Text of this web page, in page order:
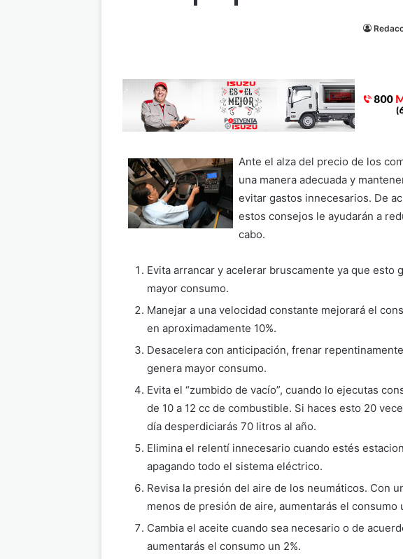
Ante el alza del precio de los
una manera adecuada y
evitar gastos innecesarios. De
estos consejos le ayudarán a
cabo.
Evita arrancar y acelerar bruscamente ya que esto
mayor consumo.
Manejar a una velocidad constante mejorará el
en aproximadamente 10%.
Desacelera con anticipación, frenar repentinamente
genera mayor consumo.
Evita el “zumbido de vacío”, cuando lo ejecutas
de 10 a 12 cc de combustible. Si haces esto 20
día desperdiciarás 70 litros al año.
Elimina el relentí innecesario cuando estés
apagando todo el sistema eléctrico.
Revisa la presión del aire de los neumáticos. Con
menos de presión de aire, aumentarás el consumo
Cambia el aceite cuando sea necesario o de
aumentarás el consumo un 2%.